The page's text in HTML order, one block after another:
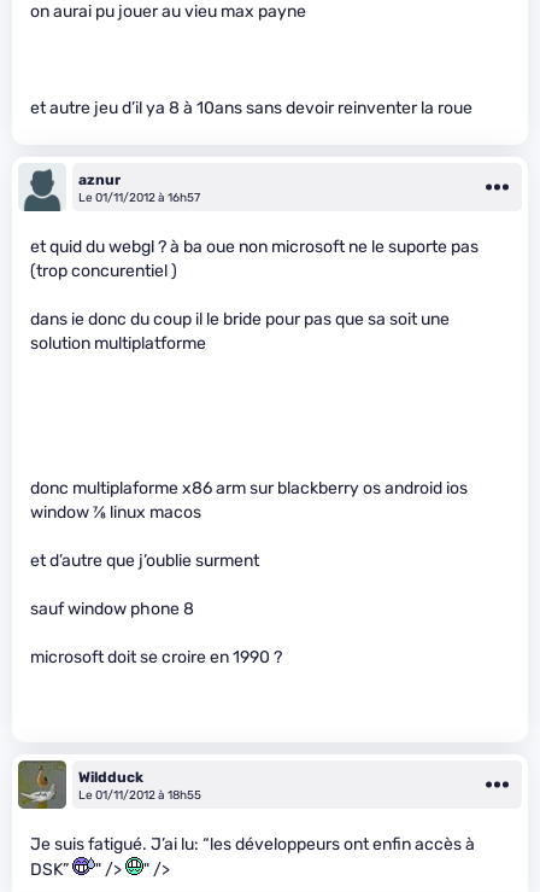
on aurai pu jouer au vieu max payne
et autre jeu d’il ya 8 à 10ans sans devoir reinventer la roue
aznur
Le 01/11/2012 à 16h57
et quid du webgl ? à ba oue non microsoft ne le suporte pas
(trop concurentiel )
dans ie donc du coup il le bride pour pas que sa soit une
solution multiplatforme
donc multiplaforme x86 arm sur blackberry os android ios
window7⁄8 linux macos
et d’autre que j’oublie surment
sauf window phone 8
microsoft doit se croire en 1990 ?
Wildduck
Le 01/11/2012 à 18h55
Je suis fatigué. J’ai lu: “les développeurs ont enfin accès à
DSK”
" /> " />